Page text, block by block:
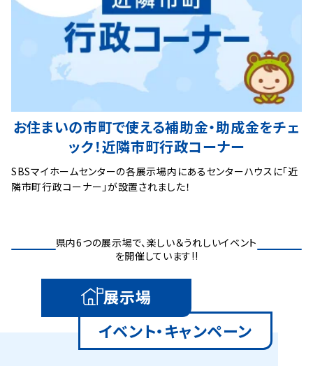
お住まいの市町で使える補助金‧助成金をチェ
ック！近隣市町行政コーナー
SBSマイホームセンターの各展示場内にあるセンターハウスに「近
隣市町行政コーナー」が設置されました！
県内6つの展示場で、楽しい＆うれしいイベント
を開催しています!!
展示場
イベント・キャンペーン